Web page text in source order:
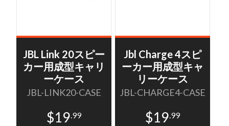
JBL Link 20スピー
カー用成型キャリ
ーケース
JBL-LINK20-CASE
$19.99
Jbl Charge 4スピ
ーカー用成型キャ
リーケース
JBL-CHARGE4-CASE
$19.99